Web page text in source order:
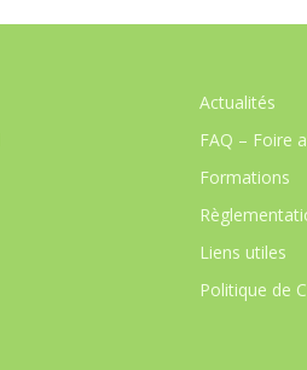
Actualités
FAQ – Foire
Formations
Liens utiles
Politique de